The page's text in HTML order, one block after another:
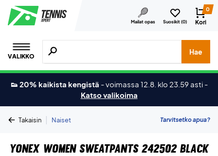
Mailat opas Suosikit (0)
0
Kori
VALIKKO
Hae tuotteita, merkkejä jne.
Hae
👟 20% kaikista kengistä -voimassa 12.8. klo 23.59 asti -
Katso valikoima
Takaisin | Naiset Tarvitsetko apua?
Yonex Women Sweatpants 242502 Black